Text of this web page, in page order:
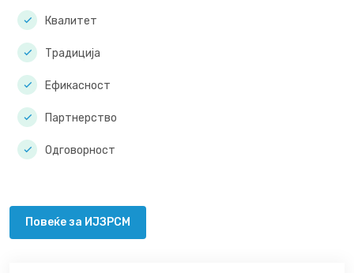
Квалитет
Традиција
Ефикасност
Партнерство
Одговорност
Повеќе за ИЈЗРСМ